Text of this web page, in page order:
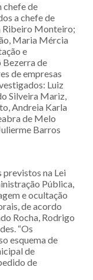
chefe de
a chefe de
Ribeiro Monteiro;
Maria Mércia
e
Bezerra de
de empresas
Luiz
Silveira Mariz,
Andreia Karla
de Melo
Barros
previstos na Lei
Pública,
e ocultação
de acordo
Rocha, Rodrigo
“Os
esquema de
de
de